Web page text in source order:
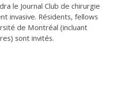
le Journal Club de chirurgie
invasive. Résidents, fellows
de Montréal (incluant
sont invités.